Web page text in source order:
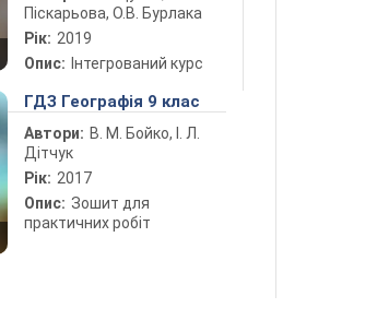
Піскарьова, О.В. Бурлака
Рік: 2019
Опис: Інтегрований курс
ГДЗ Географія 9 клас
Автори: В. М. Бойко, І. Л.
Дітчук
Рік: 2017
Опис: Зошит для
практичних робіт